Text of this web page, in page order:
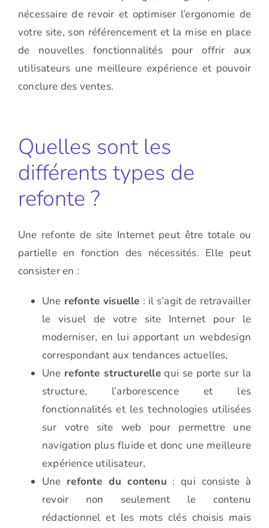
nécessaire de revoir et optimiser l’ergonomie de
votre site, son référencement et la mise en place
de nouvelles fonctionnalités pour offrir aux
utilisateurs une meilleure expérience et pouvoir
conclure des ventes.
Quelles sont les
différents types de
refonte ?
Une refonte de site Internet peut être totale ou
partielle en fonction des nécessités. Elle peut
consister en :
Une refonte visuelle : il s’agit de retravailler
le visuel de votre site Internet pour le
moderniser, en lui apportant un webdesign
correspondant aux tendances actuelles,
Une refonte structurellequi se porte sur la
structure, l’arborescence et les
fonctionnalités et les technologies utilisées
sur votre site web pour permettre une
navigation plus fluide et donc une meilleure
expérience utilisateur,
Une refonte du contenu : qui consiste à
revoir non seulement le contenu
rédactionnel et les mots clés choisis mais